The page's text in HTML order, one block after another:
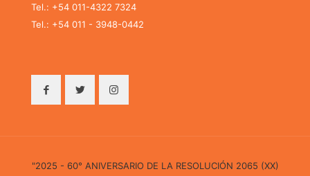
Tel.: +54 011-4322 7324
Tel.: +54 011 - 3948-0442
"2025 - 60° ANIVERSARIO DE LA RESOLUCIÓN 2065 (XX)